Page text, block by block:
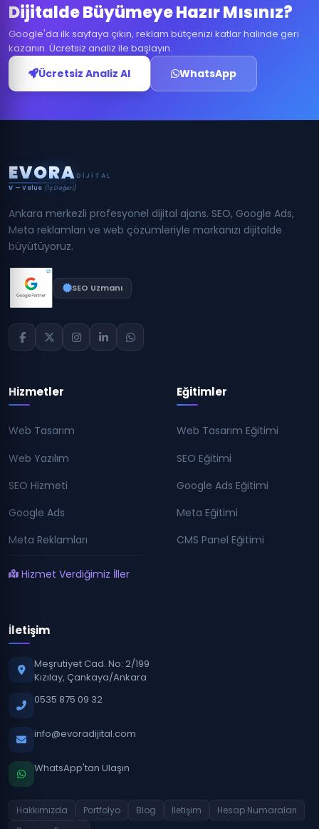
Dijitalde Büyümeye Hazır Mısınız?
Google'da ilk sayfaya çıkın, reklam bütçenizi katlar halinde geri
kazanın. Ücretsiz analiz ile başlayın.
Ücretsiz Analiz Al WhatsApp
EVORA DIJITAL
V — Value (İş Değeri)
Ankara merkezli profesyonel dijital ajans. SEO, Google Ads,
Meta reklamları ve web çözümleriyle markanızı dijitalde
büyütüyoruz.
SEO Uzmanı
Hizmetler
Web Tasarım
Web Yazılım
SEO Hizmeti
Google Ads
Meta Reklamları
Hizmet Verdiğimiz İller
Eğitimler
Web Tasarım Eğitimi
SEO Eğitimi
Google Ads Eğitimi
Meta Eğitimi
CMS Panel Eğitimi
İletişim
Meşrutiyet Cad. No: 2/199
Kızılay, Çankaya/Ankara
0535 875 09 32
info@evoradijital.com
WhatsApp'tan Ulaşın
Hakkımızda Portfolyo Blog İletişim
Hesap Numaraları